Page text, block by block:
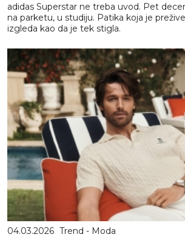
adidas Superstar ne treba uvod. Pet
na parketu, u studiju. Patika koja je
izgleda kao da je tek stigla.
04.03.2026 Trend - Moda